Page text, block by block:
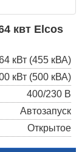
квт Elcos
кВт (455 кВА)
кВт (500 кВА)
400/230 В
Автозапуск
Открытое